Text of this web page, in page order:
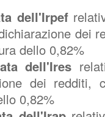
dell'Irpef
dei
dello 0,82%
dell'Ires
dei redditi,
0,82%